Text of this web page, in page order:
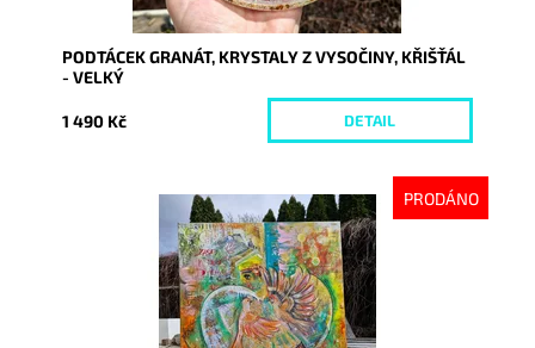
PODTÁCEK GRANÁT, KRYSTALY Z VYSOČINY, KŘIŠŤÁL
- VELKÝ
1 490 Kč DETAIL
PRODÁNO
Vyprodáno
10161